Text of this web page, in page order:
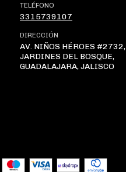
TELÉFONO
3315739107
DIRECCIÓN
AV. NIÑOS HÉROES #2732,
JARDINES DEL BOSQUE,
GUADALAJARA, JALISCO